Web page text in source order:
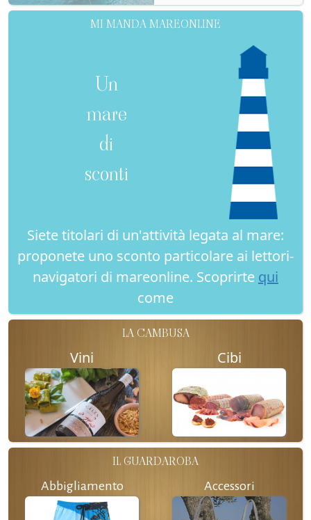
MI MANDA MAREONLINE
Un
mare
di
sconti
Siete titolari di un'attività legata al mare:
proponete uno sconto particolare ai lettori-
navigatori di mareonline. Scoprirte qui
come
LA CAMBUSA
Vini Cibi
IL GUARDAROBA
Abbigliamento Accessori